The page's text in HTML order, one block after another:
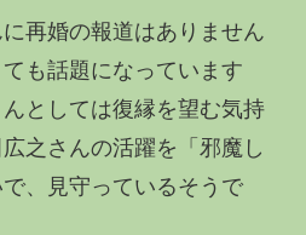
再婚の報道はありません
も話題になっています
としては復縁を望む気持
之さんの活躍を「邪魔し
、見守っているそうで